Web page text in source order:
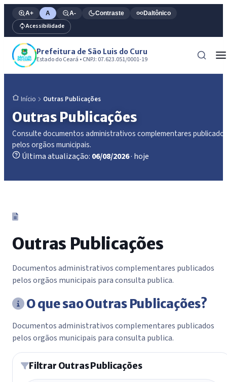
A+ A A- Contraste Daltônico
Acessibilidade
Prefeitura de São Luis do Curu
Estado do Ceará • CNPJ: 07.623.051/0001-19
Início Outras Publicações
Outras Publicações
Consulte documentos administrativos complementares
pelos orgãos municipais.
Última atualização: 06/08/2026· hoje
Outras Publicações
Documentos administrativos complementares publicados
pelos orgãos municipais para consulta publica.
O que sao Outras Publicações?
Documentos administrativos complementares publicados
pelos orgãos municipais para consulta publica.
Filtrar Outras Publicações